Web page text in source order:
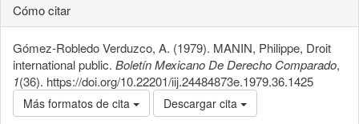
Cómo citar
Gómez-Robledo Verduzco, A. (1979). MANIN, Philippe, Droit
international public. Boletín Mexicano De Derecho Comparado,
1(36). https://doi.org/10.22201/iij.24484873e.1979.36.1425
Más formatos de cita Descargar cita